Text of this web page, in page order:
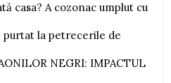
casa? A cozonac umplut cu
purtat la petrecerile de
NEGRI: IMPACTUL